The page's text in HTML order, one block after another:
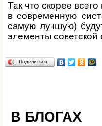
Так что скорее
в современную
самую лучшую)
элементы советской
Поделиться…
В БЛОГАХ